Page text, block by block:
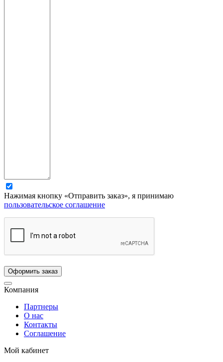
Нажимая кнопку «Отправить заказ», я принимаю
пользовательское соглашение
Компания
Партнеры
О нас
Контакты
Соглашение
Мой кабинет